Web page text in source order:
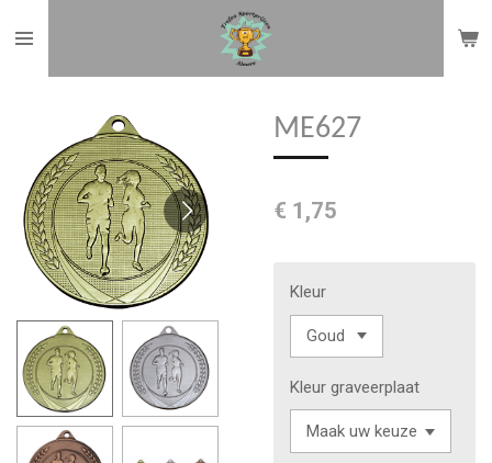
direct
hoofdinhoud
ME627
€ 1,75
Kleur
Kleur graveerplaat